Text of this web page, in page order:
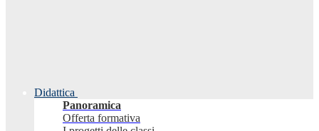
Didattica
Panoramica
Offerta formativa